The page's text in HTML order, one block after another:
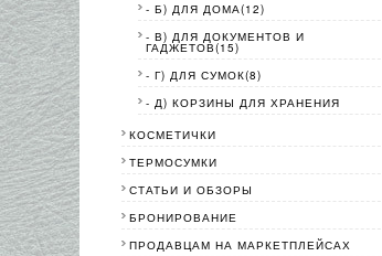
- Б) ДЛЯ ДОМА(12)
- В) ДЛЯ ДОКУМЕНТОВ И
ГАДЖЕТОВ(15)
- Г) ДЛЯ СУМОК(8)
- Д) КОРЗИНЫ ДЛЯ ХРАНЕНИЯ
КОСМЕТИЧКИ
ТЕРМОСУМКИ
СТАТЬИ И ОБЗОРЫ
БРОНИРОВАНИЕ
ПРОДАВЦАМ НА МАРКЕТПЛЕЙСАХ